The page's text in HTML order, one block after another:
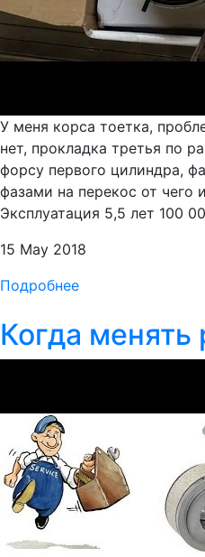
У меня корса тоетка,
нет, прокладка третья по
форсу первого цилиндра,
фазами на перекос от
Эксплуатация 5,5 лет 100
15 May 2018
Подробнее
Когда